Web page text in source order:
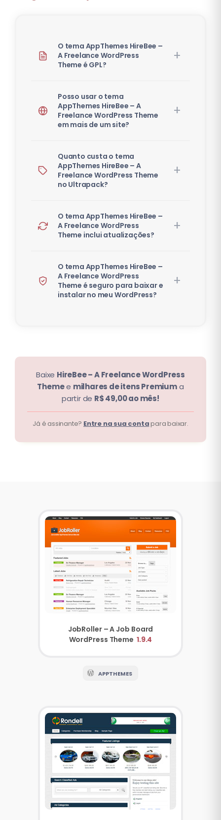
O tema AppThemes HireBee –
A Freelance WordPress
Theme é GPL?
Posso usar o tema
AppThemes HireBee – A
Freelance WordPress Theme
em mais de um site?
Quanto custa o tema
AppThemes HireBee – A
Freelance WordPress Theme
no Ultrapack?
O tema AppThemes HireBee –
A Freelance WordPress
Theme inclui atualizações?
O tema AppThemes HireBee –
A Freelance WordPress
Theme é seguro para baixar e
instalar no meu WordPress?
Baixe HireBee – A Freelance WordPress
Themee milhares de itens Premiuma
partir de R$ 49,00 ao mês!
Já é assinante? Entre na sua contapara baixar.
JobRoller – A Job Board
WordPress Theme 1.9.4
APPTHEMES